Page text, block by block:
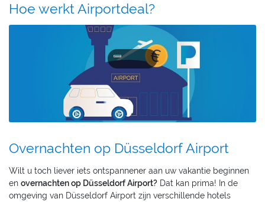
Hoe werkt Airportdeal?
Overnachten op Düsseldorf Airport
Wilt u toch liever iets ontspannener aan uw vakantie beginnen
en overnachten op Düsseldorf Airport? Dat kan prima! In de
omgeving van Düsseldorf Airport zijn verschillende hotels